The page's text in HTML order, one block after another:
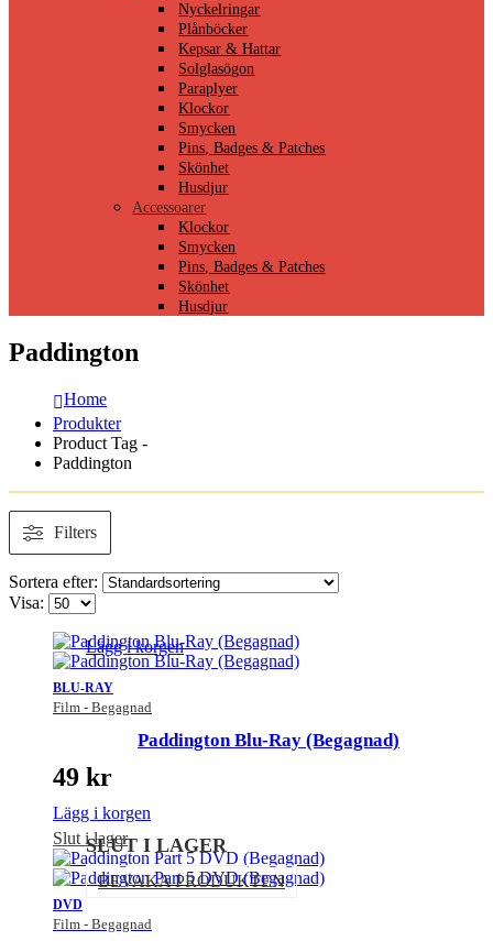
Nyckelringar
Plånböcker
Kepsar & Hattar
Solglasögon
Paraplyer
Klockor
Smycken
Pins, Badges & Patches
Skönhet
Husdjur
Accessoarer
Klockor
Smycken
Pins, Badges & Patches
Skönhet
Husdjur
Paddington
Home
Produkter
Product Tag -
Paddington
Filters
Sortera efter:
Visa:
BLU-RAY
Film - Begagnad
Lägg i korgen
Paddington Blu-Ray (Begagnad)
49 kr
Lägg i korgen
Slut i lager
DVD
Film - Begagnad
SLUT I LAGER
BEVAKA PRODUKTEN